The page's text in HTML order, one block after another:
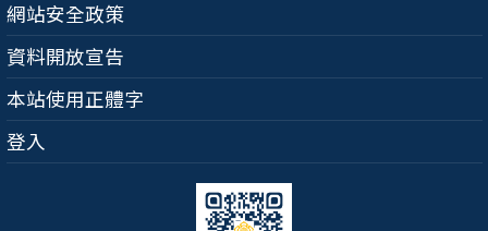
網站安全政策
資料開放宣告
本站使用正體字
登入